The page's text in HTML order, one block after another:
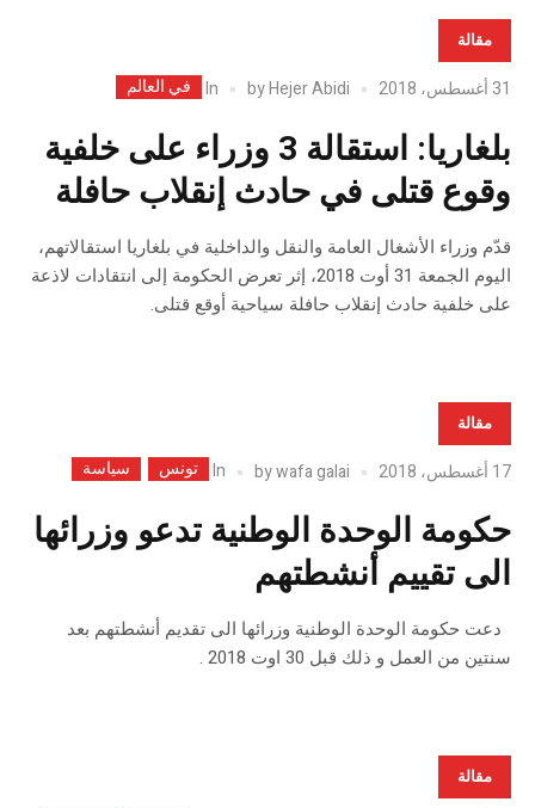
مقالة
31 أغسطس، 2018 byHejer Abidi
In في العالم
بلغاريا: استقالة 3 وزراء على خلفية
وقوع قتلى في حادث إنقلاب حافلة
قدّم وزراء الأشغال العامة والنقل والداخلية في بلغاريا استقالاتهم،
اليوم الجمعة 31 أوت 2018، إثر تعرض الحكومة إلى انتقادات لاذعة
على خلفية حادث إنقلاب حافلة سياحية أوقع قتلى.
مقالة
17 أغسطس، 2018 bywafa galai
In تونس سياسة
حكومة الوحدة الوطنية تدعو وزرائها
الى تقييم أنشطتهم
دعت حكومة الوحدة الوطنية وزرائها الى تقديم أنشطتهم بعد
سنتين من العمل و ذلك قبل 30 اوت 2018 .
مقالة